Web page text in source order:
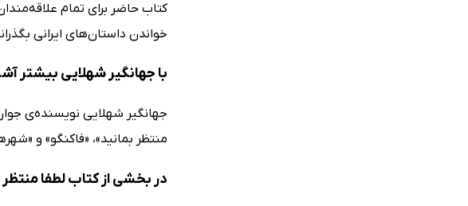
کتاب حاضر برای تمام
خواندن داستان‌های ایرانی
با جهانگیر شهلایی بیشتر
منتظر بمانید»، «فاکنگو» و
در بخشی از کتاب لطفا